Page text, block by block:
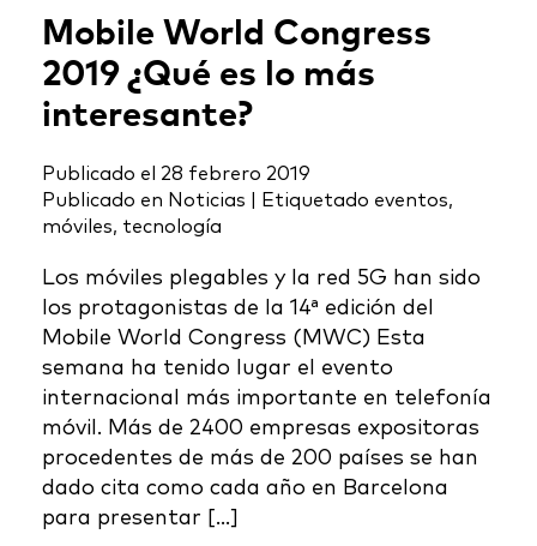
Mobile World Congress
2019 ¿Qué es lo más
interesante?
Publicado el 28 febrero 2019
Publicado en Noticias Etiquetado eventos,
móviles, tecnología
Los móviles plegables y la red 5G han sido
los protagonistas de la 14ª edición del
Mobile World Congress (MWC) Esta
semana ha tenido lugar el evento
internacional más importante en telefonía
móvil. Más de 2400 empresas expositoras
procedentes de más de 200 países se han
dado cita como cada año en Barcelona
para presentar […]